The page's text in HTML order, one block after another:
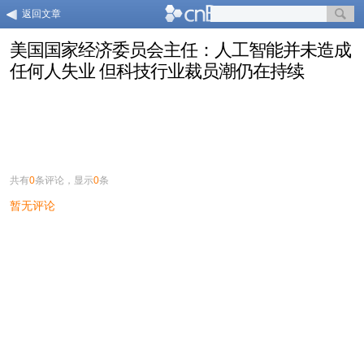
返回文章
美国国家经济委员会主任：人工智能并未造成
任何人失业 但科技行业裁员潮仍在持续
共有0条评论，显示0条
暂无评论